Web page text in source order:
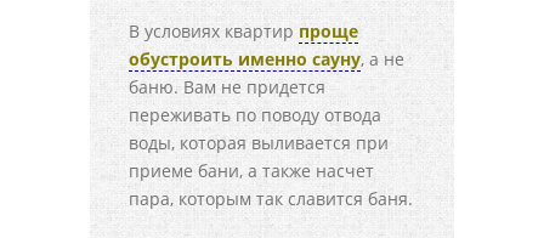
В условиях квартир проще
обустроить именно сауну, а не
баню. Вам не придется
переживать по поводу отвода
воды, которая выливается при
приеме бани, а также насчет
пара, которым так славится баня.